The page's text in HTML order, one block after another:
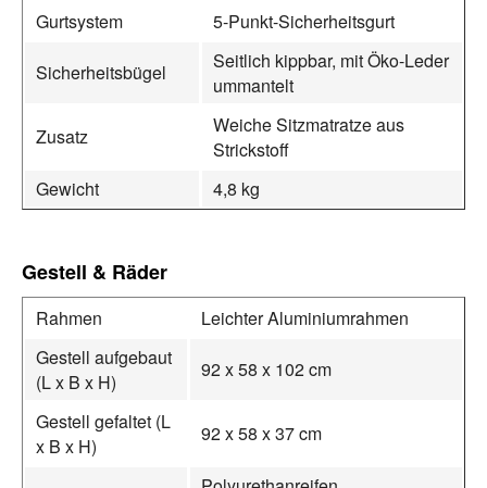
Gurtsystem
5-Punkt-Sicherheitsgurt
Sicherheitsbügel
Seitlich kippbar, mit Öko-Leder
ummantelt
Zusatz
Weiche Sitzmatratze aus
Strickstoff
Gewicht
4,8 kg
Gestell & Räder
Rahmen
Leichter Aluminiumrahmen
Gestell aufgebaut
(L x B x H)
92 x 58 x 102 cm
Gestell gefaltet (L
x B x H)
92 x 58 x 37 cm